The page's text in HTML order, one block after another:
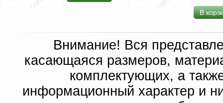
В
Внимание! Вся
касающаяся размеров,
комплектующих, а
информационный характер и